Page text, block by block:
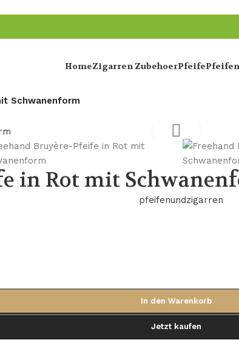
HomeZigarren ZubehoerPfeife
Schwanenform
in Rot mit
In den Warenkorb
Jetzt kaufen